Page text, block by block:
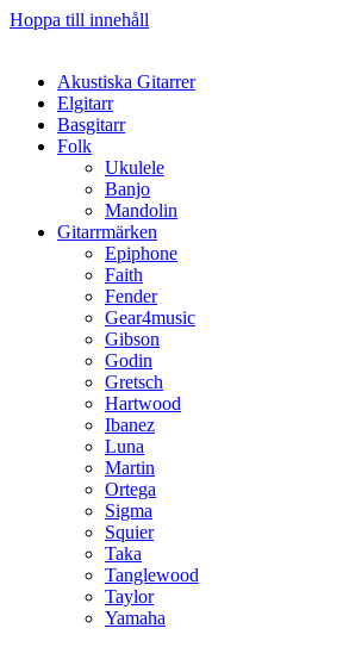
Hoppa till innehåll
Akustiska Gitarrer
Elgitarr
Basgitarr
Folk
Ukulele
Banjo
Mandolin
Gitarrmärken
Epiphone
Faith
Fender
Gear4music
Gibson
Godin
Gretsch
Hartwood
Ibanez
Luna
Martin
Ortega
Sigma
Squier
Taka
Tanglewood
Taylor
Yamaha